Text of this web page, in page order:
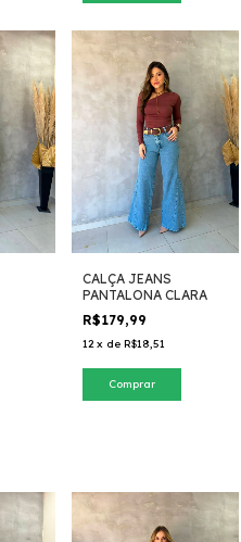
CALÇA JEANS
PANTALONA CLARA
R$179,99
12 x de R$18,51
Comprar